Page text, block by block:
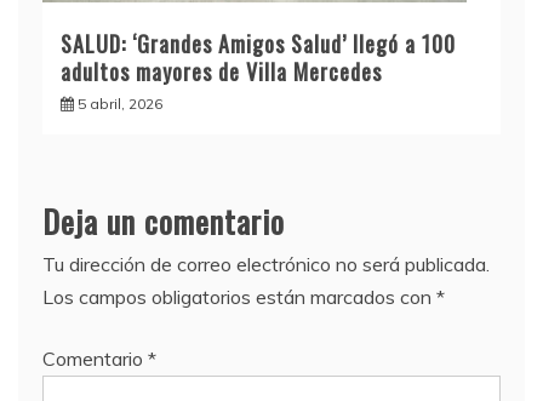
SALUD: ‘Grandes Amigos Salud’ llegó a 100
adultos mayores de Villa Mercedes
5 abril, 2026
Deja un comentario
Tu dirección de correo electrónico no será publicada.
Los campos obligatorios están marcados con *
Comentario *